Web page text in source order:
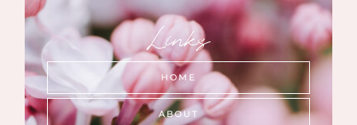
Links
HOME
ABOUT